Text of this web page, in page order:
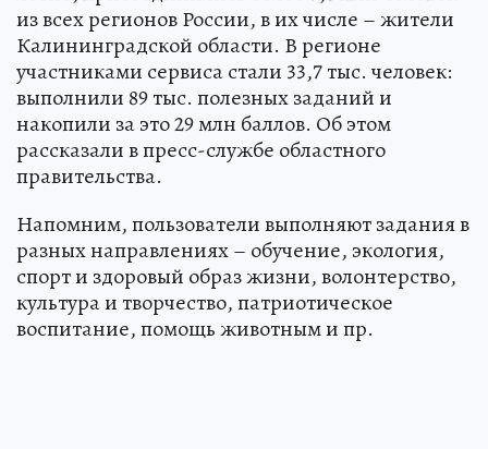
из всех регионов России, в их числе – жители
Калининградской области. В регионе
участниками сервиса стали 33,7 тыс. человек:
выполнили 89 тыс. полезных заданий и
накопили за это 29 млн баллов. Об этом
рассказали в пресс-службе областного
правительства.
Напомним, пользователи выполняют задания в
разных направлениях – обучение, экология,
спорт и здоровый образ жизни, волонтерство,
культура и творчество, патриотическое
воспитание, помощь животным и пр.